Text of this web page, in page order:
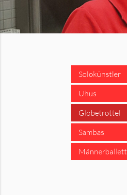
Solokünstler
Uhus
Globetrottel
Sambas
Männerballett